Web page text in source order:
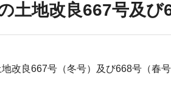
土地改良667号及び
改良667号（冬号）及び668号（春